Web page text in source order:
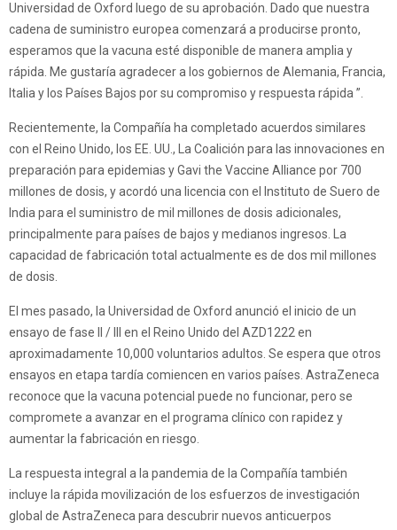
Universidad de Oxford luego de su aprobación. Dado que nuestra
cadena de suministro europea comenzará a producirse pronto,
esperamos que la vacuna esté disponible de manera amplia y
rápida. Me gustaría agradecer a los gobiernos de Alemania, Francia,
Italia y los Países Bajos por su compromiso y respuesta rápida ”.
Recientemente, la Compañía ha completado acuerdos similares
con el Reino Unido, los EE. UU., La Coalición para las innovaciones en
preparación para epidemias y Gavi the Vaccine Alliance por 700
millones de dosis, y acordó una licencia con el Instituto de Suero de
India para el suministro de mil millones de dosis adicionales,
principalmente para países de bajos y medianos ingresos. La
capacidad de fabricación total actualmente es de dos mil millones
de dosis.
El mes pasado, la Universidad de Oxford anunció el inicio de un
ensayo de fase II / III en el Reino Unido del AZD1222 en
aproximadamente 10,000 voluntarios adultos. Se espera que otros
ensayos en etapa tardía comiencen en varios países. AstraZeneca
reconoce que la vacuna potencial puede no funcionar, pero se
compromete a avanzar en el programa clínico con rapidez y
aumentar la fabricación en riesgo.
La respuesta integral a la pandemia de la Compañía también
incluye la rápida movilización de los esfuerzos de investigación
global de AstraZeneca para descubrir nuevos anticuerpos